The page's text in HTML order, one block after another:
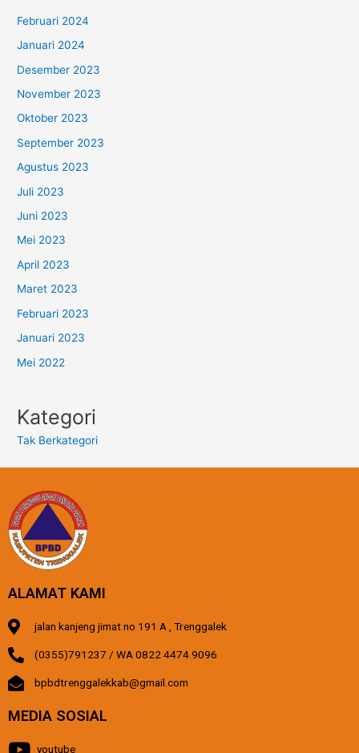
Februari 2024
Januari 2024
Desember 2023
November 2023
Oktober 2023
September 2023
Agustus 2023
Juli 2023
Juni 2023
Mei 2023
April 2023
Maret 2023
Februari 2023
Januari 2023
Mei 2022
Kategori
Tak Berkategori
ALAMAT KAMI
jalan kanjeng jimat no 191 A , Trenggalek
(0355)791237 / WA 0822 4474 9096
bpbdtrenggalekkab@gmail.com
MEDIA SOSIAL
youtube